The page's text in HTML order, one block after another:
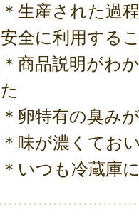
＊生産された過
安全に利用する
＊商品説明がわ
た
＊卵特有の臭み
＊味が濃くてお
＊いつも冷蔵庫